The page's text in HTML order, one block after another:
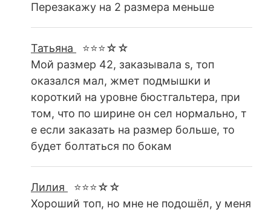
Перезакажу на 2 размера меньше
Татьяна
⭐⭐⭐☆☆
Мой размер 42, заказывала s, топ
оказался мал, жмет подмышки и
короткий на уровне бюстгальтера, при
том, что по ширине он сел нормально, т
е если заказать на размер больше, то
будет болтаться по бокам
Лилия
⭐⭐⭐☆☆
Хороший топ, но мне не подошёл, у меня